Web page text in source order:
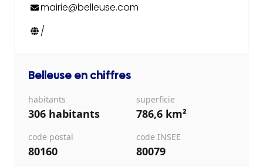
mairie@belleuse.com
/
Belleuse en chiffres
habitants
306 habitants
superficie
786,6 km²
code postal
80160
code INSEE
80079